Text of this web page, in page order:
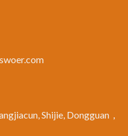
Shijie, Dongguan，